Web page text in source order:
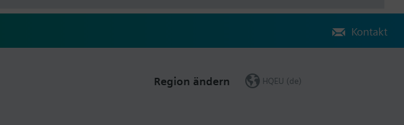
Kontakt
Region ändern HQEU (de)